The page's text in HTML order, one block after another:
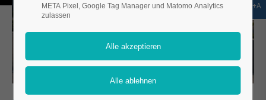
META Pixel, Google Tag Manager und Matomo Analytics
zulassen
Shift+Alt+A